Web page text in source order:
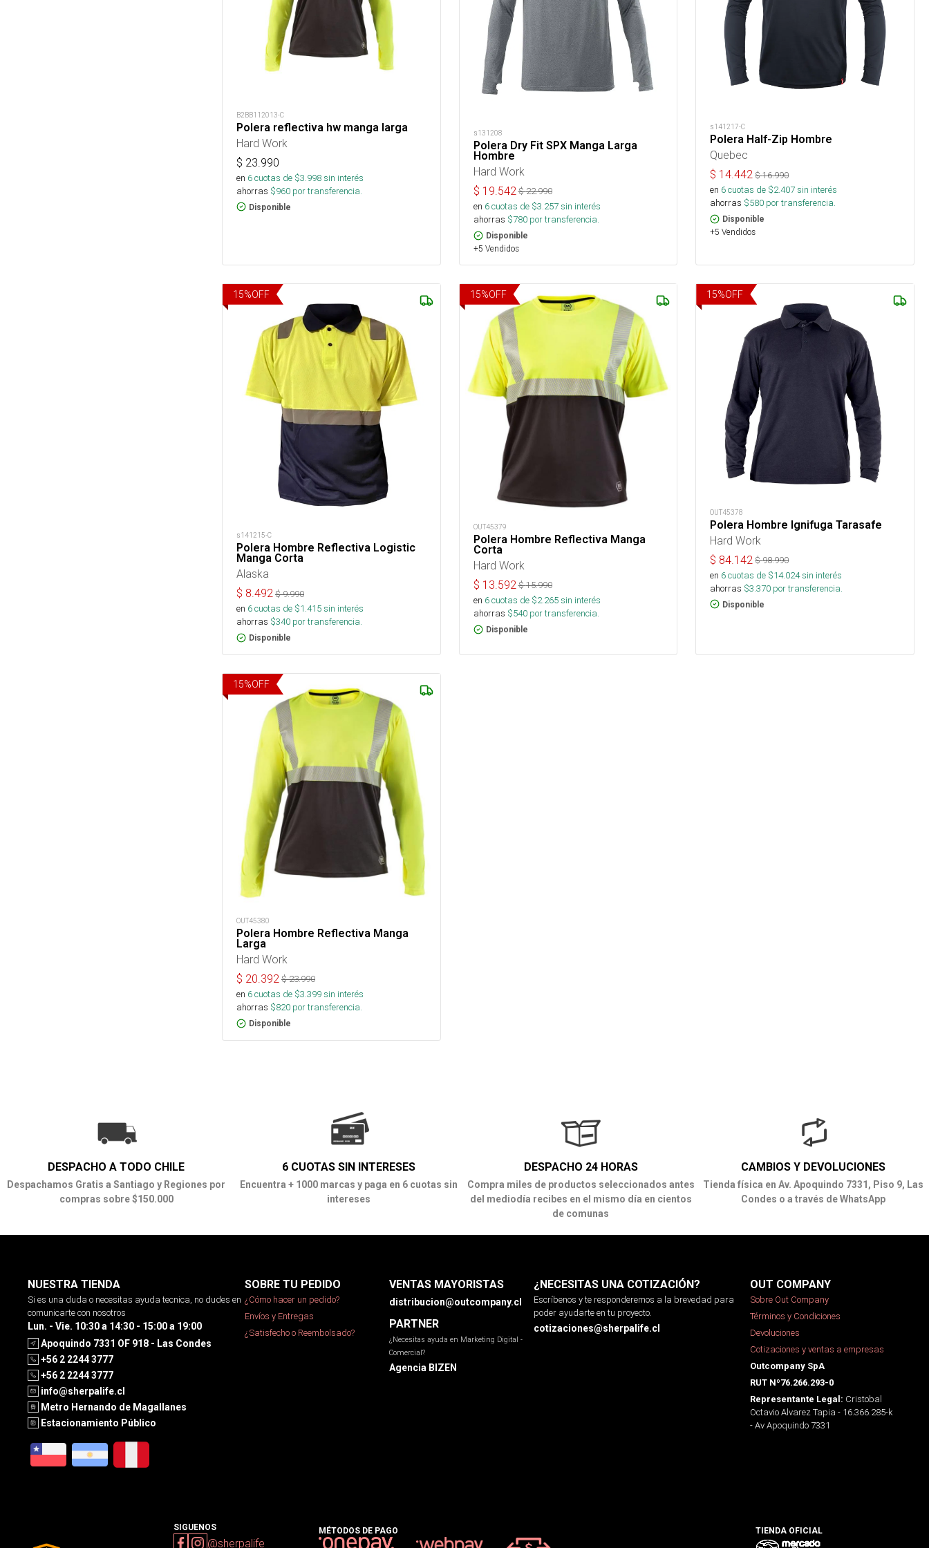
B2BB112013-C
Polera reflectiva hw manga larga
Hard Work
$ 23.990
en 6cuotas de $3.998sin interés
ahorras $960 por transferencia.
Disponible
s131208
Polera Dry Fit SPX Manga Larga
Hombre
Hard Work
$ 19.542 $22.990
en 6cuotas de $3.257sin interés
ahorras $780por transferencia.
Disponible
+5 Vendidos
s141217-C
Polera Half-Zip Hombre
Quebec
$ 14.442 $16.990
en 6cuotas de $2.407sin interés
ahorras $580 por transferencia.
Disponible
+5 Vendidos
15%OFF
s141215-C
Polera Hombre Reflectiva Logistic
Manga Corta
Alaska
$ 8.492 $9.990
en 6cuotas de $1.415sin interés
ahorras $340 por transferencia.
Disponible
15%OFF
OUT45379
Polera Hombre Reflectiva Manga
Corta
Hard Work
$ 13.592 $15.990
en 6cuotas de $2.265sin interés
ahorras $540por transferencia.
Disponible
15%OFF
OUT45378
Polera Hombre Ignifuga Tarasafe
Hard Work
$ 84.142 $98.990
en 6cuotas de $14.024sin interés
ahorras $3.370 por transferencia.
Disponible
15%OFF
OUT45380
Polera Hombre Reflectiva Manga
Larga
Hard Work
$ 20.392 $23.990
en 6cuotas de $3.399sin interés
ahorras $820 por transferencia.
Disponible
DESPACHO A TODO CHILE
Despachamos Gratis a Santiago y Regiones por
compras sobre $150.000
6 CUOTAS SIN INTERESES
Encuentra + 1000 marcas y paga en 6 cuotas sin
intereses
DESPACHO 24 HORAS
Compra miles de productos seleccionados antes
del mediodía recibes en el mismo día en cientos
de comunas
CAMBIOS Y DEVOLUCIONES
Tienda física en Av. Apoquindo 7331, Piso 9, Las
Condes o a través de WhatsApp
NUESTRA TIENDA
Si es una duda o necesitas ayuda tecnica, no dudes en
comunicarte con nosotros
Lun. - Vie. 10:30 a 14:30 - 15:00 a 19:00
Apoquindo 7331 OF 918 - Las Condes
+56 2 2244 3777
+56 2 2244 3777
info@sherpalife.cl
Metro Hernando de Magallanes
Estacionamiento Público
SOBRE TU PEDIDO
¿Cómo hacer un pedido?
Envíos y Entregas
¿Satisfecho o Reembolsado?
VENTAS MAYORISTAS
distribucion@outcompany.cl
PARTNER
¿Necesitas ayuda en Marketing Digital -
Comercial?
Agencia BIZEN
¿NECESITAS UNA COTIZACIÓN?
Escríbenos y te responderemos a la brevedad para
poder ayudarte en tu proyecto.
cotizaciones@sherpalife.cl
OUT COMPANY
Sobre Out Company
Términos y Condiciones
Devoluciones
Cotizaciones y ventas a empresas
Outcompany SpA
RUT Nº76.266.293-0
Representante Legal: Cristobal
Octavio Alvarez Tapia - 16.366.285-k
- Av Apoquindo 7331
SIGUENOS
@sherpalife
MÉTODOS DE PAGO TIENDA OFICIAL